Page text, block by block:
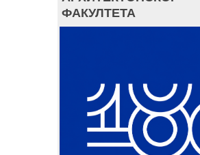
ФАКУЛТЕТА